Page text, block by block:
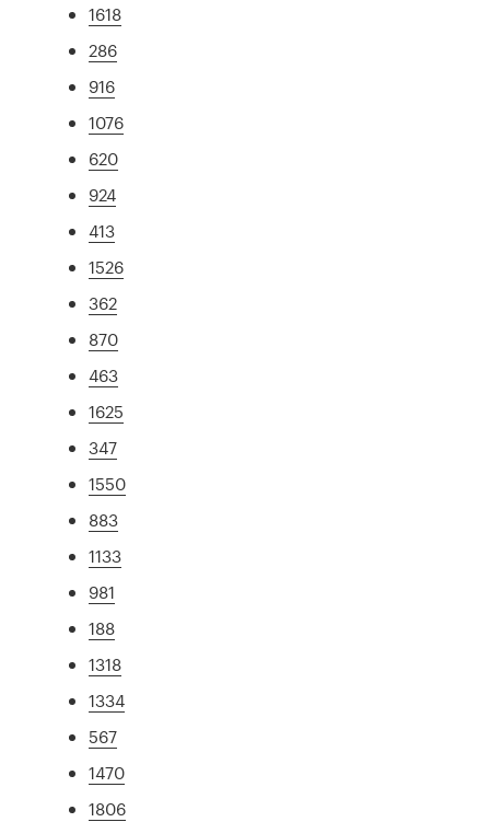
1618
286
916
1076
620
924
413
1526
362
870
463
1625
347
1550
883
1133
981
188
1318
1334
567
1470
1806